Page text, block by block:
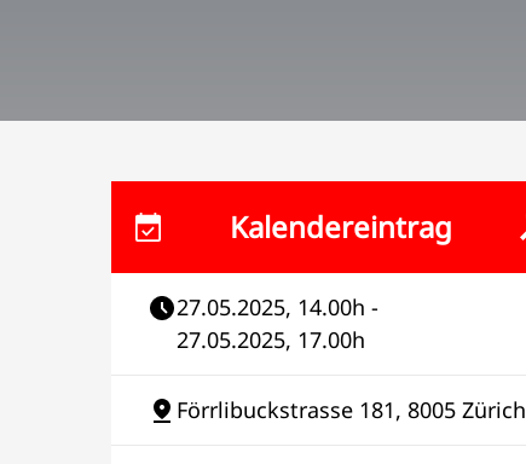
Kalendereintrag
27.05.2025, 14.00h -
27.05.2025, 17.00h
Förrlibuckstrasse 181, 8005 Zürich